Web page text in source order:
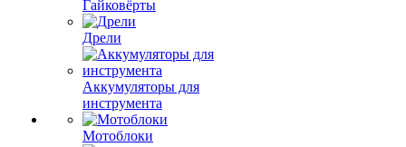
Гайковёрты
Дрели
Аккумуляторы для
инструмента
Мотоблоки